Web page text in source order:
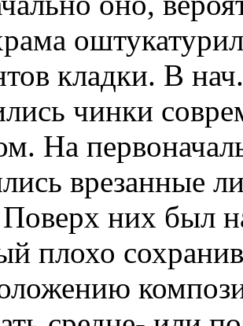
кладки. В
чинки
На
врезанные
них был
плохо